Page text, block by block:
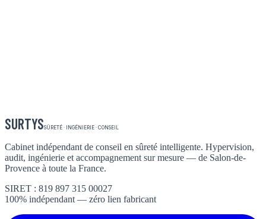
SURTYSSÛRETÉ · INGÉNIERIE · CONSEIL
Cabinet indépendant de conseil en sûreté intelligente. Hypervision,
audit, ingénierie et accompagnement sur mesure — de Salon-de-
Provence à toute la France.
SIRET : 819 897 315 00027
100% indépendant — zéro lien fabricant